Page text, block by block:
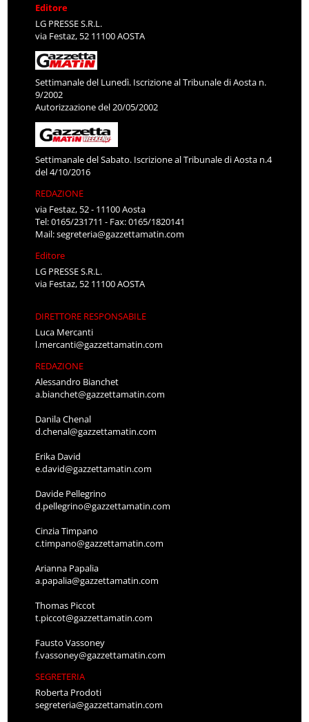
Editore
LG PRESSE S.R.L.
via Festaz, 52 11100 AOSTA
Settimanale del Lunedì. Iscrizione al Tribunale di Aosta n.
9/2002
Autorizzazione del 20/05/2002
Settimanale del Sabato. Iscrizione al Tribunale di Aosta n.4
del 4/10/2016
REDAZIONE
via Festaz, 52 - 11100 Aosta
Tel: 0165/231711 - Fax: 0165/1820141
Mail:segreteria@gazzettamatin.com
Editore
LG PRESSE S.R.L.
via Festaz, 52 11100 AOSTA
DIRETTORE RESPONSABILE
Luca Mercanti
l.mercanti@gazzettamatin.com
REDAZIONE
Alessandro Bianchet
a.bianchet@gazzettamatin.com
Danila Chenal
d.chenal@gazzettamatin.com
Erika David
e.david@gazzettamatin.com
Davide Pellegrino
d.pellegrino@gazzettamatin.com
Cinzia Timpano
c.timpano@gazzettamatin.com
Arianna Papalia
a.papalia@gazzettamatin.com
Thomas Piccot
t.piccot@gazzettamatin.com
Fausto Vassoney
f.vassoney@gazzettamatin.com
SEGRETERIA
Roberta Prodoti
segreteria@gazzettamatin.com